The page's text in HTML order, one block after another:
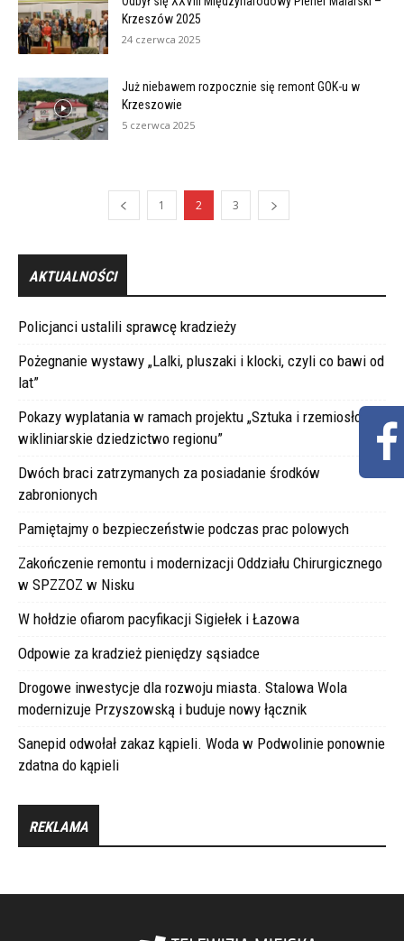
Krzeszów 2025
24 czerwca 2025
Już niebawem rozpocznie się remont GOK-u w
Krzeszowie
5 czerwca 2025
1 2 3
AKTUALNOŚCI
Policjanci ustalili sprawcę kradzieży
Pożegnanie wystawy „Lalki, pluszaki i klocki, czyli co bawi od
lat”
Pokazy wyplatania w ramach projektu „Sztuka i rzemiosło –
wikliniarskie dziedzictwo regionu”
Dwóch braci zatrzymanych za posiadanie środków
zabronionych
Pamiętajmy o bezpieczeństwie podczas prac polowych
Zakończenie remontu i modernizacji Oddziału Chirurgicznego
w SPZZOZ w Nisku
W hołdzie ofiarom pacyfikacji Sigiełek i Łazowa
Odpowie za kradzież pieniędzy sąsiadce
Drogowe inwestycje dla rozwoju miasta. Stalowa Wola
modernizuje Przyszowską i buduje nowy łącznik
Sanepid odwołał zakaz kąpieli. Woda w Podwolinie ponownie
zdatna do kąpieli
REKLAMA